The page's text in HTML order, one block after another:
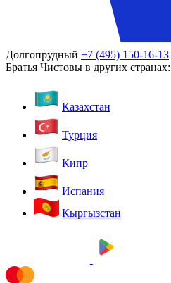
Долгопрудный +7 (495) 150-16-13
Братья Чистовы в других странах:
Казахстан
Турция
Кипр
Испания
Кыргызстан